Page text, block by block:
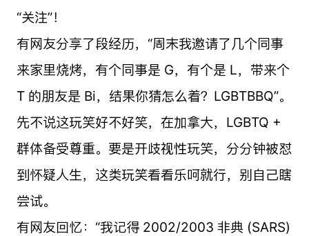
“关注”！
有网友分享了段经历，“周末我邀请了几个同事
来家里烧烤，有个同事是 G，有个是 L，带来个
T 的朋友是 Bi，结果你猜怎么着？LGBTBBQ”。
先不说这玩笑好不好笑，在加拿大，LGBTQ +
群体备受尊重。要是开歧视性玩笑，分分钟被怼
到怀疑人生，这类玩笑看看乐呵就行，别自己瞎
尝试。
有网友回忆：“我记得 2002/2003 非典 (SARS)